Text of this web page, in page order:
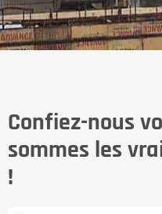
Confiez-nous
sommes les
!